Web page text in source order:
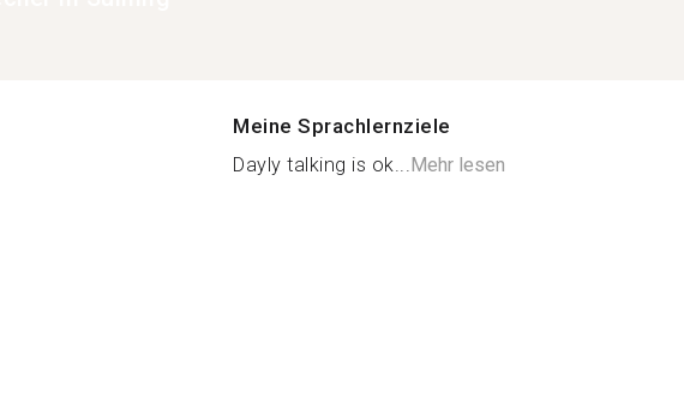
Meine Sprachlernziele
Dayly talking is ok... Mehr lesen